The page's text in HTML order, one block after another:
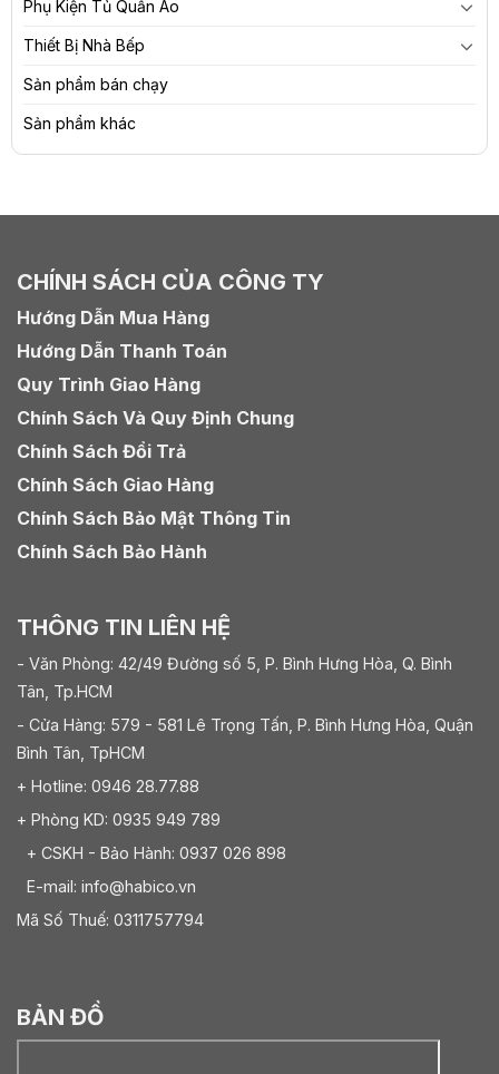
Phụ Kiện Tủ Quần Áo
Thiết Bị Nhà Bếp
Sản phẩm bán chạy
Sản phẩm khác
CHÍNH SÁCH CỦA CÔNG TY
Hướng Dẫn Mua Hàng
Hướng Dẫn Thanh Toán
Quy Trình Giao Hàng
Chính Sách Và Quy Định Chung
Chính Sách Đổi Trả
Chính Sách Giao Hàng
Chính Sách Bảo Mật Thông Tin
Chính Sách Bảo Hành
THÔNG TIN LIÊN HỆ
- Văn Phòng: 42/49 Đường số 5, P. Bình Hưng Hòa, Q. Bình
Tân, Tp.HCM
- Cửa Hàng: 579 - 581 Lê Trọng Tấn, P. Bình Hưng Hòa, Quận
Bình Tân, TpHCM
+ Hotline: 0946 28.77.88
+ Phòng KD: 0935 949 789
+ CSKH - Bảo Hành: 0937 026 898
E-mail: info@habico.vn
Mã Số Thuế: 0311757794
BẢN ĐỒ